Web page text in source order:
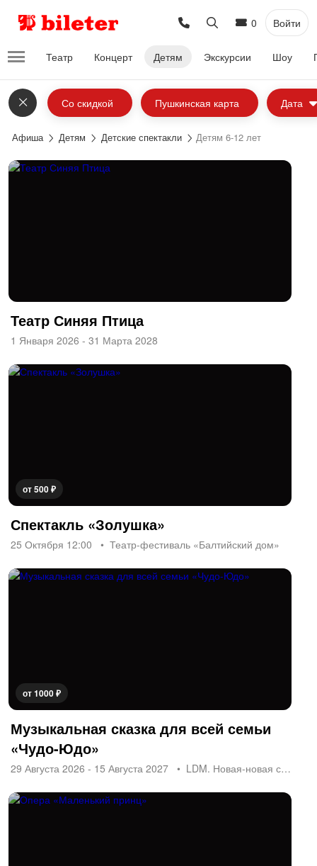
0 Войти
Театр Концерт Детям Экскурсии Шоу
Со скидкой Пушкинская карта Дата
Афиша Детям Детские спектакли Детям 6-12 лет
Театр Синяя Птица
1 Января 2026 - 31 Марта 2028
от 500 ₽
Спектакль «Золушка»
25 Октября 12:00 Театр-фестиваль «Балтийский дом»
от 1000 ₽
Музыкальная сказка для всей семьи
«Чудо-Юдо»
29 Августа 2026 - 15 Августа 2027 LDM. Новая-новая сцена